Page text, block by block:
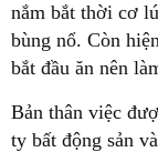
nắm bắt thời cơ
bùng nổ. Còn
bắt đầu ăn nên
Bản thân việc
ty bất động sản